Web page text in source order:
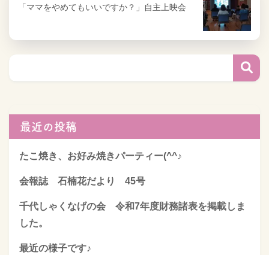
「ママをやめてもいいですか？」自主上映会
最近の投稿
たこ焼き、お好み焼きパーティー(^^♪
会報誌 石楠花だより 45号
千代しゃくなげの会 令和7年度財務諸表を掲載しま
した。
最近の様子です♪